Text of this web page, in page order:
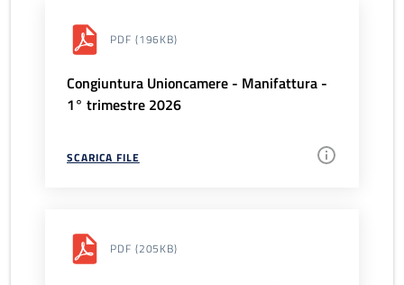
PDF (196KB)
Congiuntura Unioncamere - Manifattura -
1° trimestre 2026
SCARICA FILE
PDF (205KB)